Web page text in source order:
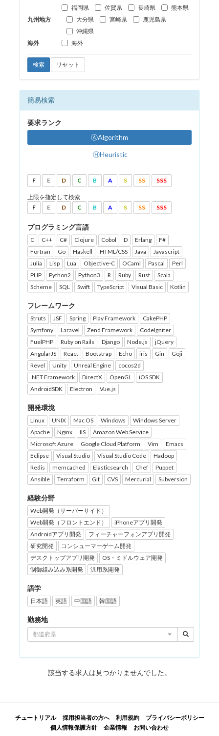
九州地方
福岡県 佐賀県 長崎県
熊本県
大分県
宮崎県
鹿児島県
沖縄県
海外
海外
検索 リセット
簡易検索
要求ランク
ⒶAlgorithm
ⒽHeuristic
F E D C B A S SS SSS
上限を指定して検索
F
E D C B A S SS SSS
プログラミング言語
C C++ C# Clojure Cobol D Erlang
F#
Fortran
Go Haskell HTML/CSS Java
Javascript
Julia
Lisp Lua Objective-C OCaml Pascal
Perl
PHP
Python2 Python3 R Ruby Rust
Scala
Scheme
SQL Swift TypeScript Visual Basic Kotlin
フレームワーク
Struts JSF Spring Play Framework
CakePHP
Symfony
Laravel Zend Framework
CodeIgniter
FuelPHP
Ruby on Rails Django Node.js
jQuery
AngularJS
React Bootstrap Echo iris Gin
Goji
Revel
Unity Unreal Engine
cocos2d
.NET Framework
DirectX OpenGL
iOS SDK
AndroidSDK
Electron Vue.js
開発環境
Linux UNIX Mac OS Windows
Windows Server
Apache
Nginx IIS
Amazon Web Service
Microsoft Azure
Google Cloud Platform Vim
Emacs
Eclipse
Visual Studio Visual Studio Code
Hadoop
Redis
memcached Elasticsearch Chef
Puppet
Ansible
Terraform Git CVS Mercurial Subversion
経験分野
Web開発（サーバーサイド）
Web開発（フロントエンド）
iPhoneアプリ開発
Androidアプリ開発
フィーチャーフォンアプリ開発
研究開発
コンシューマーゲーム開発
デスクトップアプリ開発
OS・ミドルウェア開発
制御組み込み系開発
汎用系開発
語学
日本語 英語 中国語 韓国語
勤務地
都道府県
該当する求人は見つかりませんでした。
チュートリアル 採用担当者の方へ 利用規約
プライバシーポリシー
個人情報保護方針
企業情報 お問い合わせ